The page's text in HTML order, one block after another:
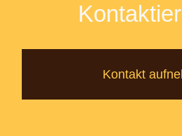
Kontakt